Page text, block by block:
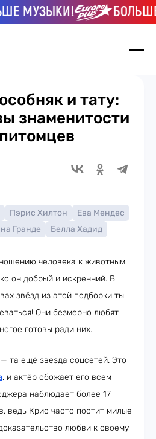
БОЛЬШЕ
и тату:
знаменитости
Пэрис Хилтон
Ева Мендес
Гранде
Белла Хадид
человека к животным
он добрый и искренний. В
звёзд из этой подборки ты
Они безмерно любят
готовы ради них.
та ещё звезда соцсетей. Это
, и актёр обожает его всем
наблюдает более 17
ведь Крис часто постит милые
любви к своему